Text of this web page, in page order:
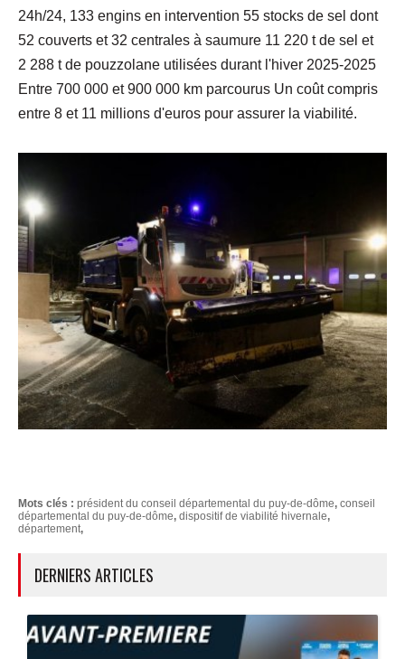
24h/24, 133 engins en intervention 55 stocks de sel dont
52 couverts et 32 centrales à saumure 11 220 t de sel et
2 288 t de pouzzolane utilisées durant l'hiver 2025-2025
Entre 700 000 et 900 000 km parcourus Un coût compris
entre 8 et 11 millions d'euros pour assurer la viabilité.
Mots clés : président du conseil départemental du puy-de-dôme, conseil
départemental du puy-de-dôme, dispositif de viabilité hivernale,
département,
DERNIERS ARTICLES